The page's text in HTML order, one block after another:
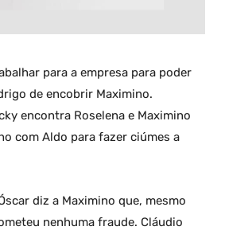
para a empresa para poder
de encobrir Maximino.
encontra Roselena e Maximino
com Aldo para fazer ciúmes a
diz a Maximino que, mesmo
nenhuma fraude. Cláudio